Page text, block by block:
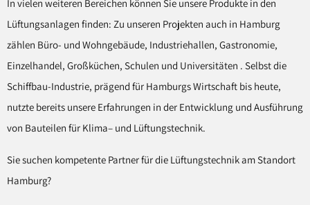
In vielen weiteren Bereichen können Sie unsere Produkte in den
Lüftungsanlagen finden: Zu unseren Projekten auch in Hamburg
zählen Büro- und Wohngebäude, Industriehallen, Gastronomie,
Einzelhandel, Großküchen, Schulen und Universitäten . Selbst die
Schiffbau-Industrie, prägend für Hamburgs Wirtschaft bis heute,
nutzte bereits unsere Erfahrungen in der Entwicklung und Ausführung
von Bauteilen für Klima– und Lüftungstechnik.
Sie suchen kompetente Partner für die Lüftungstechnik am Standort
Hamburg?